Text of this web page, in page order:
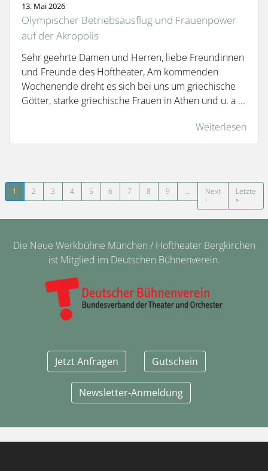
13. Mai 2026
Olympischer Betriebsausflug und Frauenpower
auf der Akropolis
Sehr geehrte Damen und Herren, liebe Freundinnen
und Freunde des Hoftheater, Am kommenden
Wochenende dreht es sich bei uns um griechische
Götter, starke griechische Frauen in Athen und u. a ...
Weiterlesen
Seitennummerierung
1 2 3 4 5 6 7 8 9 …
Next
›Nächste Seite
Letzte
»Letzte
Die Neue Werkbühne München / Hoftheater Bergkirchen
ist Mitglied im Deutschen Bühnenverein.
Jetzt Anfragen Gutschein
Newsletter-Anmeldung